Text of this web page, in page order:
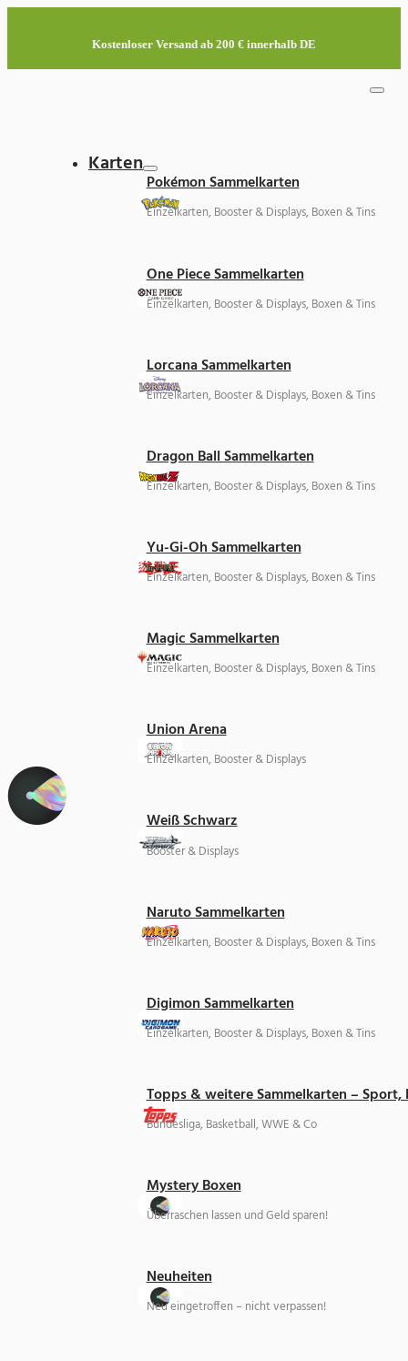
Kostenloser Versand ab 200 € innerhalb DE
Karten
Pokémon Sammelkarten
Einzelkarten, Booster & Displays, Boxen & Tins
One Piece Sammelkarten
Einzelkarten, Booster & Displays, Boxen & Tins
Lorcana Sammelkarten
Einzelkarten, Booster & Displays, Boxen & Tins
Dragon Ball Sammelkarten
Einzelkarten, Booster & Displays, Boxen & Tins
Yu-Gi-Oh Sammelkarten
Einzelkarten, Booster & Displays, Boxen & Tins
Magic Sammelkarten
Einzelkarten, Booster & Displays, Boxen & Tins
Union Arena
Einzelkarten, Booster & Displays
Weiß Schwarz
Booster & Displays
Naruto Sammelkarten
Einzelkarten, Booster & Displays, Boxen & Tins
Digimon Sammelkarten
Einzelkarten, Booster & Displays, Boxen & Tins
Topps & weitere Sammelkarten –
Bundesliga, Basketball, WWE & Co
Mystery Boxen
Überraschen lassen und Geld sparen!
Neuheiten
Neu eingetroffen – nicht verpassen!